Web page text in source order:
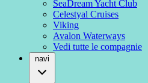
SeaDream Yacht Club
Celestyal Cruises
Viking
Avalon Waterways
Vedi tutte le compagnie
navi